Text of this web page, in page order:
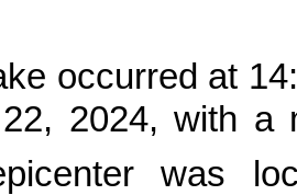
occurred at
2024, with a
was